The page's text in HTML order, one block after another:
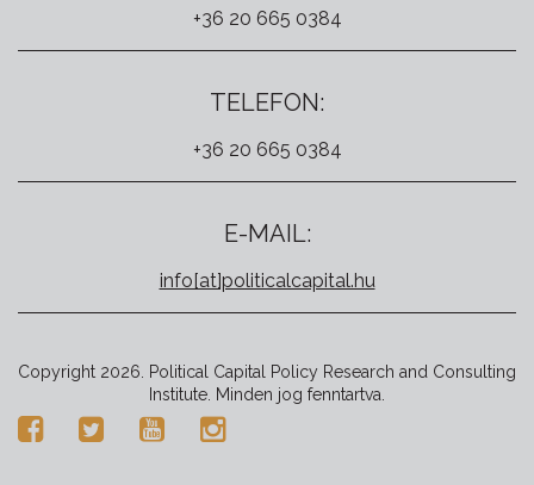
+36 20 665 0384
TELEFON:
+36 20 665 0384
E-MAIL:
info[at]politicalcapital.hu
Copyright 2026. Political Capital Policy Research and Consulting
Institute. Minden jog fenntartva.